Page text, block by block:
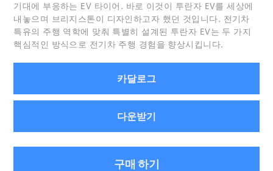
기대에 부응하는 EV 타이어. 바로 이것이 투란자 EV를 세상에
내놓으며 브리지스톤이 디자인하고자 했던 것입니다. 전기차
특유의 주행 역학에 맞춰 특별히 설계된 투란자 EV는 두 가지
핵심적인 방식으로 전기차 주행 경험을 향상시킵니다.
카달로그
다운받기
구매 하기